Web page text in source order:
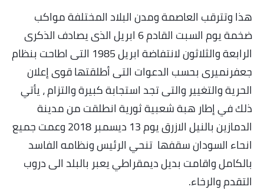
هذا وتترقب العاصمة ومدن البلاد المختلفة مواكب
ضخمة يوم السبت القادم 6 ابريل الذى يصادف الذكرى
الرابعة والثلاثون لانتفاضة ابريل 1985 التى اطاحت بنظام
جعفرنميرى بحسب الدعوات التى أطلقتها قوى إعلان
الحرية والتغيير والتى تجد استجابة كبيرة والتزام ، يأتي
ذلك في إطار هبة شعبية ثورية انطلقت من مدينة
الدمازين بالنيل الازرق يوم 13 ديسمبر 2018 وعمت جميع
انحاء السودان سقفها تنحي الرئيس ونظامه الفاسد
بالكامل واقامت بديل ديمقراطي يعبر بالبلد الى دروب
التقدم والرخاء.